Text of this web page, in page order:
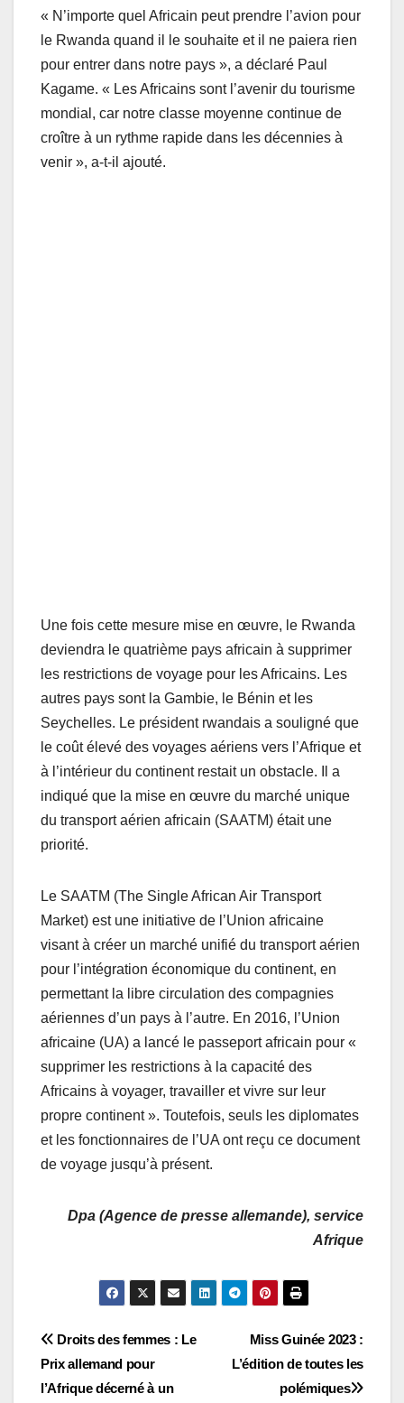
« N’importe quel Africain peut prendre l’avion pour
le Rwanda quand il le souhaite et il ne paiera rien
pour entrer dans notre pays », a déclaré Paul
Kagame. « Les Africains sont l’avenir du tourisme
mondial, car notre classe moyenne continue de
croître à un rythme rapide dans les décennies à
venir », a-t-il ajouté.
Une fois cette mesure mise en œuvre, le Rwanda
deviendra le quatrième pays africain à supprimer
les restrictions de voyage pour les Africains. Les
autres pays sont la Gambie, le Bénin et les
Seychelles. Le président rwandais a souligné que
le coût élevé des voyages aériens vers l’Afrique et
à l’intérieur du continent restait un obstacle. Il a
indiqué que la mise en œuvre du marché unique
du transport aérien africain (SAATM) était une
priorité.
Le SAATM (The Single African Air Transport
Market) est une initiative de l’Union africaine
visant à créer un marché unifié du transport aérien
pour l’intégration économique du continent, en
permettant la libre circulation des compagnies
aériennes d’un pays à l’autre. En 2016, l’Union
africaine (UA) a lancé le passeport africain pour «
supprimer les restrictions à la capacité des
Africains à voyager, travailler et vivre sur leur
propre continent ». Toutefois, seuls les diplomates
et les fonctionnaires de l’UA ont reçu ce document
de voyage jusqu’à présent.
Dpa (Agence de presse allemande), service
Afrique
Navigation
de
Miss Guinée 2023 :
L’édition de toutes les
polémiques
Droits des femmes : Le
Prix allemand pour
l’Afrique décerné à un